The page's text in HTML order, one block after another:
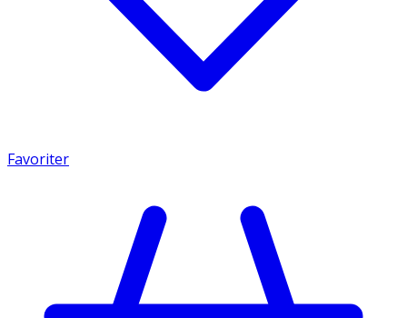
Favoriter